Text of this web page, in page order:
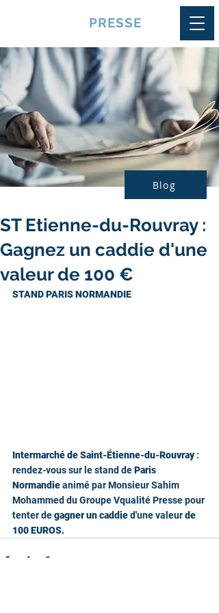
PRESSE
Blog
ST Etienne-du-Rouvray :
Gagnez un caddie d'une
valeur de 100 €
STAND PARIS NORMANDIE
Intermarché de Saint-Étienne-du-Rouvray :
rendez-vous sur le stand de Paris
Normandie animé par Monsieur Sahim
Mohammed du Groupe Vqualité Presse pour
tenter de gagner un caddie d'une valeur de
100 EUROS.